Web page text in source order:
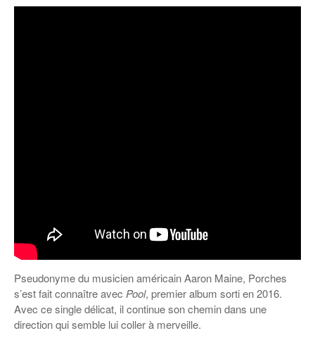
Pseudonyme du musicien américain Aaron Maine, Porches
s’est fait connaître avec Pool, premier album sorti en 2016.
Avec ce single délicat, il continue son chemin dans une
direction qui semble lui coller à merveille.